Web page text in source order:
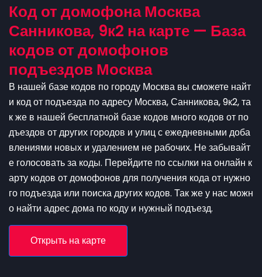
Код от домофона Москва
Санникова, 9к2 на карте — База
кодов от домофонов
подъездов Москва
В нашей базе кодов по городу Москва вы сможете найт
и код от подъезда по адресу Москва, Санникова, 9к2, та
к же в нашей бесплатной базе кодов много кодов от по
дъездов от других городов и улиц с ежедневными доба
влениями новых и удалением не рабочих. Не забывайт
е голосовать за коды. Перейдите по ссылки на онлайн к
арту кодов от домофонов для получения кода от нужно
го подъезда или поиска других кодов. Так же у нас можн
о найти адрес дома по коду и нужный подъезд.
Открыть на карте